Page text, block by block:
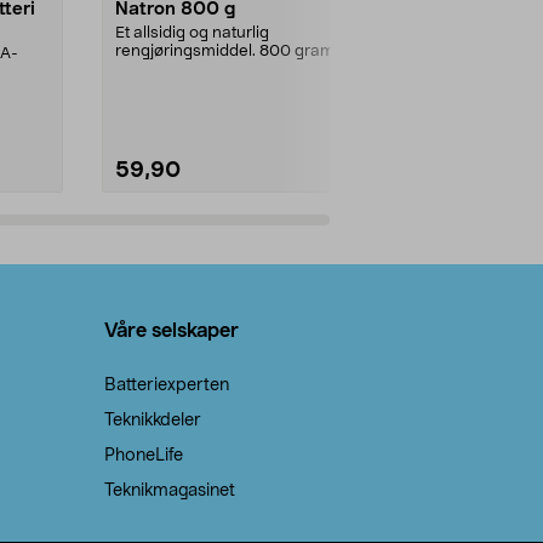
Natron 800 g
Et allsidig og naturlig
rengjøringsmiddel. 800 gram
59,90
Våre selskaper
Batteriexperten
Teknikkdeler
PhoneLife
Teknikmagasinet